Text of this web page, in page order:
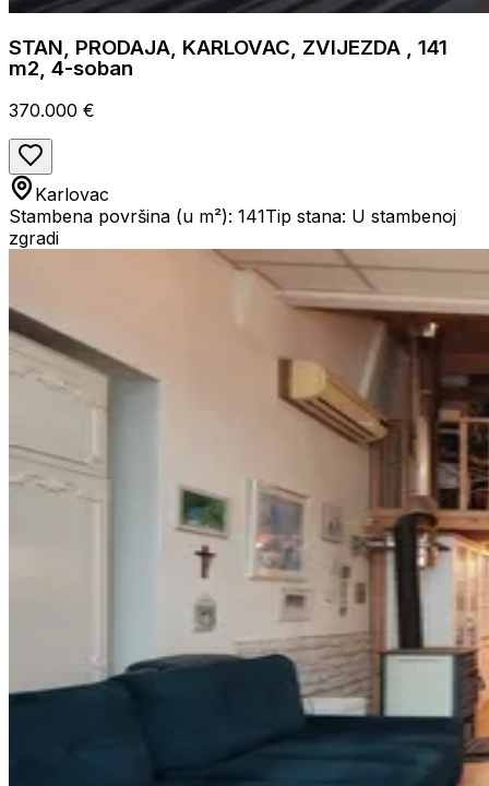
STAN, PRODAJA, KARLOVAC, ZVIJEZDA , 141
m2, 4-soban
370.000 €
Karlovac
Stambena površina (u m²): 141Tip stana: U stambenoj
zgradi